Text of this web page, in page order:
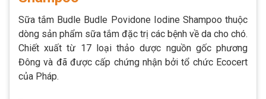
Sữa tắm Budle Budle Povidone Iodine Shampoo thuộc
dòng sản phẩm sữa tắm đặc trị các bệnh về da cho chó.
Chiết xuất từ 17 loại thảo dược nguồn gốc phương
Đông và đã được cấp chứng nhận bởi tổ chức Ecocert
của Pháp.